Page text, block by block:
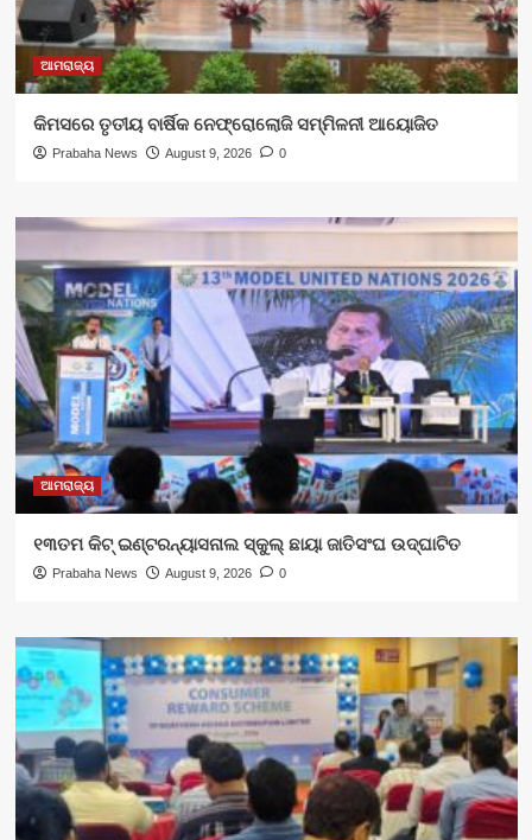
ଆମରାଜ୍ୟ
କିମସରେ ତୃତୀୟ ବାର୍ଷିକ ନେଫ୍ରୋଲୋଜି ସମ୍ମିଳନୀ ଆୟୋଜିତ
Prabaha News August 9, 2026 0
ଆମରାଜ୍ୟ
୧୩ତମ କିଟ୍ ଇଣ୍ଟରନ୍ୟାସନାଲ ସ୍କୁଲ୍ ଛାୟା ଜାତିସଂଘ ଉଦ୍‍ଘାଟିତ
Prabaha News August 9, 2026 0